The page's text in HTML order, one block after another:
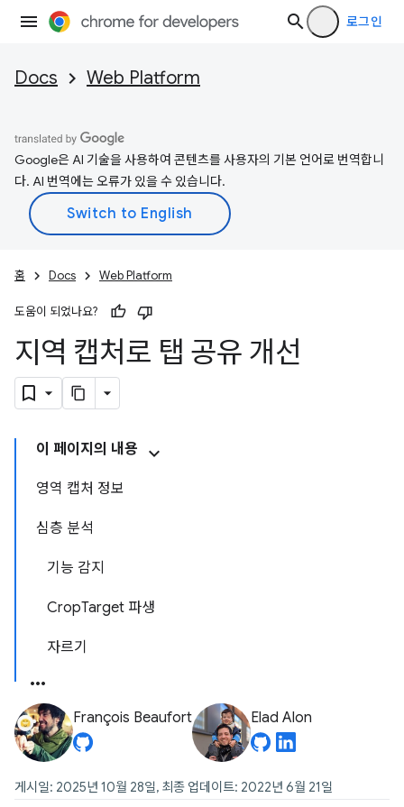
로그인
Docs Web Platform
Google은 AI 기술을 사용하여 콘텐츠를 사용자의 기본 언어로 번역합니
다. AI 번역에는 오류가 있을 수 있습니다.
홈 Docs Web Platform
도움이 되었나요?
지역 캡처로 탭 공유 개선
이 페이지의 내용
영역 캡처 정보
심층 분석
기능 감지
CropTarget 파생
자르기
François Beaufort Elad Alon
게시일: 2025년 10월 28일, 최종 업데이트: 2022년 6월 21일